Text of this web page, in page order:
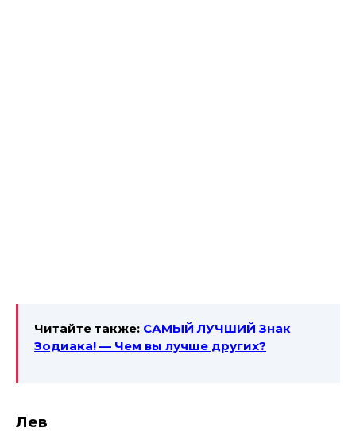
Читайте также: САМЫЙ ЛУЧШИЙ Знак
Зодиака! — Чем вы лучше других?
Лев